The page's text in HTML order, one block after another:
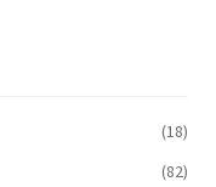
(18)
(82)